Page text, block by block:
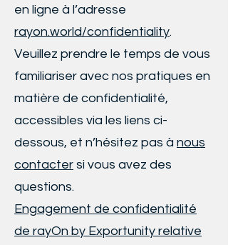
en ligne à l’adresse
rayon.world/confidentiality.
Veuillez prendre le temps de vous
familiariser avec nos pratiques en
matière de confidentialité,
accessibles via les liens ci-
dessous, et n’hésitez pas à nous
contacter si vous avez des
questions.
Engagement de confidentialité
de rayOn by Exportunity relative